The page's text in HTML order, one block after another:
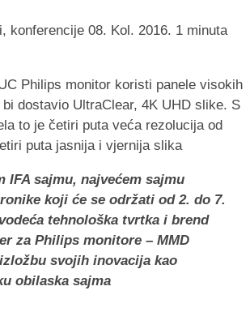
konferencije 08. Kol. 2016. 1 minuta
IFA sajmu, najvećem sajmu
koji će se održati od 2. do 7.
tehnološka tvrtka i brend
za Philips monitore – MMD
svojih inovacija kao
obilaska sajma